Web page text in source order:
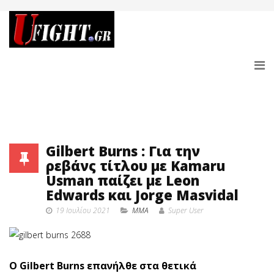
Gilbert Burns : Για την
ρεβάνς τίτλου με Kamaru
Usman παίζει με Leon
Edwards και Jorge Masvidal
19 Ιουλίου 2021 MMA Super User
Ο Gilbert Burns επανήλθε στα θετικά